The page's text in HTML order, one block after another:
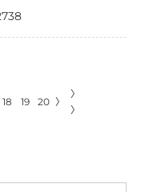
18 19 20 〉
〉
〉